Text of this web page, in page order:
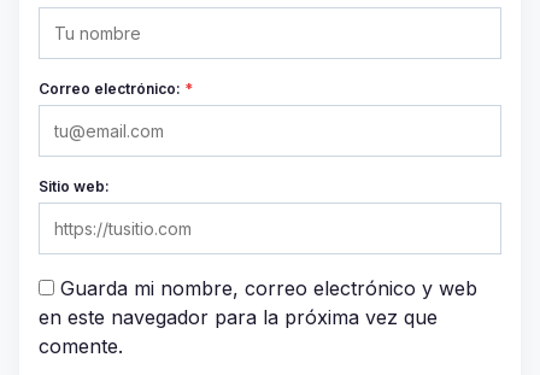
Correo electrónico: *
Sitio web:
Guarda mi nombre, correo electrónico y web
en este navegador para la próxima vez que
comente.